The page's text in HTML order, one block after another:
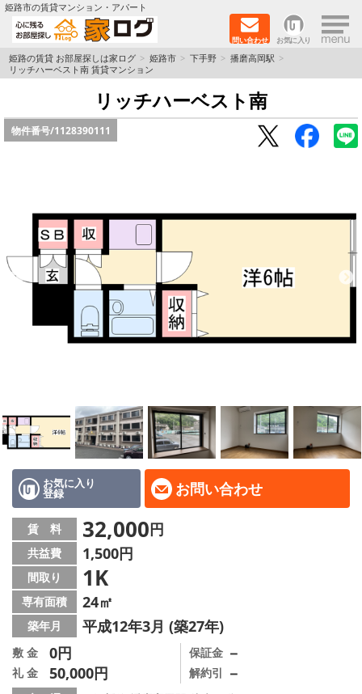
姫路市の賃貸マンション・アパート
問い合わせ お気に入り ×
TOPページ
ペットOK物件
保証人不要物件
初期費用リーズナブル物件
都市ガス物件
路線·駅から探す
地図から探す
スタッフ
店舗情報·アクセス
会社概要
メールでお問い合わせ
姫路の賃貸 お部屋探しは家ログ 姫路市 下手野
播磨高岡駅
リッチハーベスト南 賃貸マンション
リッチハーベスト南
物件番号/1128390111
お気に入り
登録 お問い合わせ
賃 料 32,000円
共益費 1,500円
間取り 1K
専有面積 24㎡
築年月 平成12年3月 (築27年)
敷 金 0円
礼 金 50,000円
保証金 －
解約引 －